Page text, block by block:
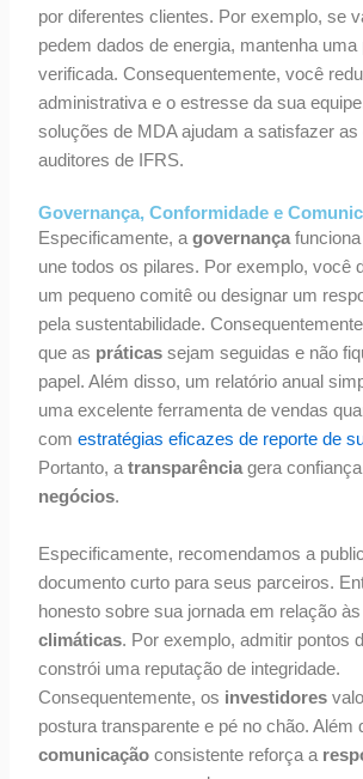
por diferentes clientes. Por exemplo, se
pedem dados de energia, mantenha uma
verificada. Consequentemente, você
administrativa e o estresse da sua
soluções de MDA ajudam a satisfazer
auditores de IFRS.
Governança, Conformidade e
Especificamente, agovernançafunciona
une todos os pilares. Por exemplo, você
um pequeno comitê ou designar um
pela sustentabilidade.
que as práticas sejam seguidas e não
papel. Além disso, um relatório anual
uma excelente ferramenta de vendas
comestratégias eficazes de reporte de
Portanto, atransparênciagera
negócios.
Especificamente, recomendamos a
documento curto para seus parceiros.
honesto sobre sua jornada em relação às
climáticas. Por exemplo, admitir pontos
constrói uma reputação de integridade.
Consequentemente, os investidores
postura transparente e pé no chão. Além
comunicação consistente reforça a